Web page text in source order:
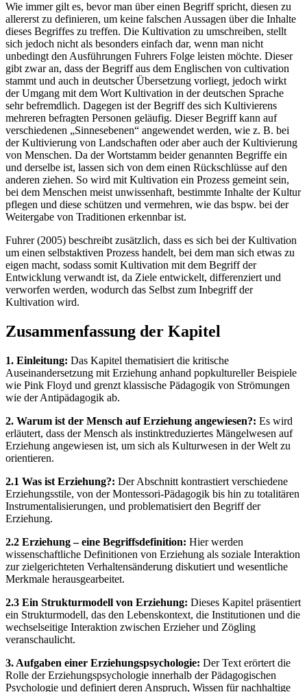
Wie immer gilt es, bevor man über einen Begriff spricht, diesen zu
allererst zu definieren, um keine falschen Aussagen über die Inhalte
dieses Begriffes zu treffen. Die Kultivation zu umschreiben, stellt
sich jedoch nicht als besonders einfach dar, wenn man nicht
unbedingt den Ausführungen Fuhrers Folge leisten möchte. Dieser
gibt zwar an, dass der Begriff aus dem Englischen von cultivation
stammt und auch in deutscher Übersetzung vorliegt, jedoch wirkt
der Umgang mit dem Wort Kultivation in der deutschen Sprache
sehr befremdlich. Dagegen ist der Begriff des sich Kultivierens
mehreren befragten Personen geläufig. Dieser Begriff kann auf
verschiedenen „Sinnesebenen“ angewendet werden, wie z. B. bei
der Kultivierung von Landschaften oder aber auch der Kultivierung
von Menschen. Da der Wortstamm beider genannten Begriffe ein
und derselbe ist, lassen sich von dem einen Rückschlüsse auf den
anderen ziehen. So wird mit Kultivation ein Prozess gemeint sein,
bei dem Menschen meist unwissenhaft, bestimmte Inhalte der Kultur
pflegen und diese schützen und vermehren, wie das bspw. bei der
Weitergabe von Traditionen erkennbar ist.
Fuhrer (2005) beschreibt zusätzlich, dass es sich bei der Kultivation
um einen selbstaktiven Prozess handelt, bei dem man sich etwas zu
eigen macht, sodass somit Kultivation mit dem Begriff der
Entwicklung verwandt ist, da Ziele entwickelt, differenziert und
verworfen werden, wodurch das Selbst zum Inbegriff der
Kultivation wird.
Zusammenfassung der Kapitel
1. Einleitung: Das Kapitel thematisiert die kritische
Auseinandersetzung mit Erziehung anhand popkultureller Beispiele
wie Pink Floyd und grenzt klassische Pädagogik von Strömungen
wie der Antipädagogik ab.
2. Warum ist der Mensch auf Erziehung angewiesen?: Es wird
erläutert, dass der Mensch als instinktreduziertes Mängelwesen auf
Erziehung angewiesen ist, um sich als Kulturwesen in der Welt zu
orientieren.
2.1 Was ist Erziehung?: Der Abschnitt kontrastiert verschiedene
Erziehungsstile, von der Montessori-Pädagogik bis hin zu totalitären
Instrumentalisierungen, und problematisiert den Begriff der
Erziehung.
2.2 Erziehung – eine Begriffsdefinition: Hier werden
wissenschaftliche Definitionen von Erziehung als soziale Interaktion
zur zielgerichteten Verhaltensänderung diskutiert und wesentliche
Merkmale herausgearbeitet.
2.3 Ein Strukturmodell von Erziehung: Dieses Kapitel präsentiert
ein Strukturmodell, das den Lebenskontext, die Institutionen und die
wechselseitige Interaktion zwischen Erzieher und Zögling
veranschaulicht.
3. Aufgaben einer Erziehungspsychologie: Der Text erörtert die
Rolle der Erziehungspsychologie innerhalb der Pädagogischen
Psychologie und definiert deren Anspruch, Wissen für nachhaltige